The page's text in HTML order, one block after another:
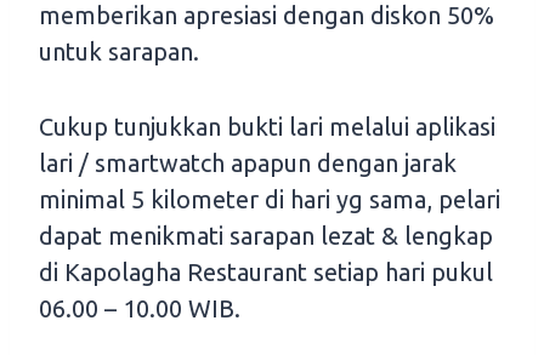
memberikan apresiasi dengan diskon 50%
untuk sarapan.
Cukup tunjukkan bukti lari melalui aplikasi
lari / smartwatch apapun dengan jarak
minimal 5 kilometer di hari yg sama, pelari
dapat menikmati sarapan lezat & lengkap
di Kapolagha Restaurant setiap hari pukul
06.00 – 10.00 WIB.